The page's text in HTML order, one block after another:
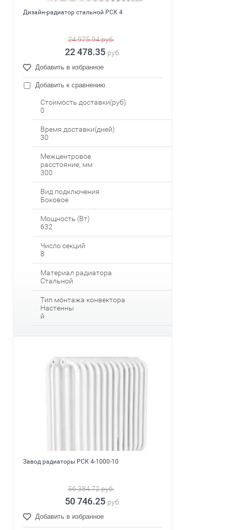
Дизайн-радиатор стальной РСК 4
24 975.94руб.
22 478.35 руб.
Добавить в избранное
Добавить к сравнению
Стоимость доставки(руб)
0
Время доставки(дней)
30
Межцентровое
расстояние, мм
300
Вид подключения
Боковое
Мощность (Вт)
632
Число секций
8
Материал радиатора
Стальной
Тип монтажа конвектора
Настенны
й
Завод радиаторы РСК 4-1000-10
56 384.72руб.
50 746.25 руб.
Добавить в избранное